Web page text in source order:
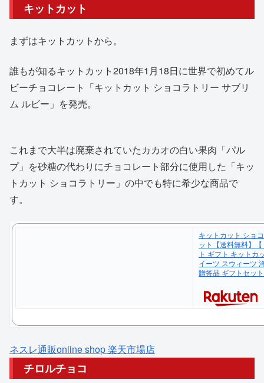
キットカット
まずはキットカットから。
誰もが知るキットカット2018年1月18日に世界で初めてル
ビーチョコレート「キットカット ショコラトリー サブリ
ム ルビー」を発売。
これまで大半は廃棄されていたカカオの白い果肉「パル
プ」を砂糖の代わりにチョコレート部分に使用した「キッ
トカット ショコラトリー」の中でも特に希少な商品で
す。
キットカット ショ
ット【送料無料】
ト ギフト キットカ
イーツ スウィーツ
贈答品 ギフトセッ
ネスレ通販online shop 楽天市場店
チロルチョコ